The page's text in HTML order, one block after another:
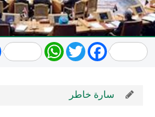
Share WhatsApp
TwitterFacebook
سارة خاطر